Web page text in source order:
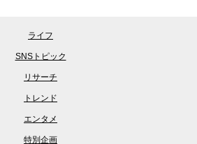
ライフ
SNSトピック
リサーチ
トレンド
エンタメ
特別企画